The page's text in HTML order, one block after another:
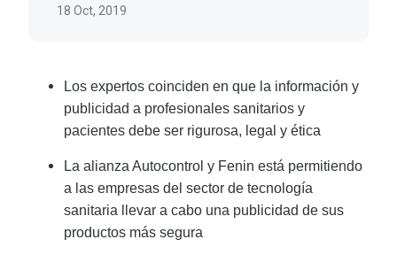
18 Oct, 2019
Los expertos coinciden en que la información y
publicidad a profesionales sanitarios y
pacientes debe ser rigurosa, legal y ética
La alianza Autocontrol y Fenin está permitiendo
a las empresas del sector de tecnología
sanitaria llevar a cabo una publicidad de sus
productos más segura